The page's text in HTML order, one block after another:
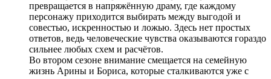
превращается в напряжённую драму, где каждому
персонажу приходится выбирать между выгодой и
совестью, искренностью и ложью. Здесь нет простых
ответов, ведь человеческие чувства оказываются гораздо
сильнее любых схем и расчётов.
Во втором сезоне внимание смещается на семейную
жизнь Арины и Бориса, которые сталкиваются уже с